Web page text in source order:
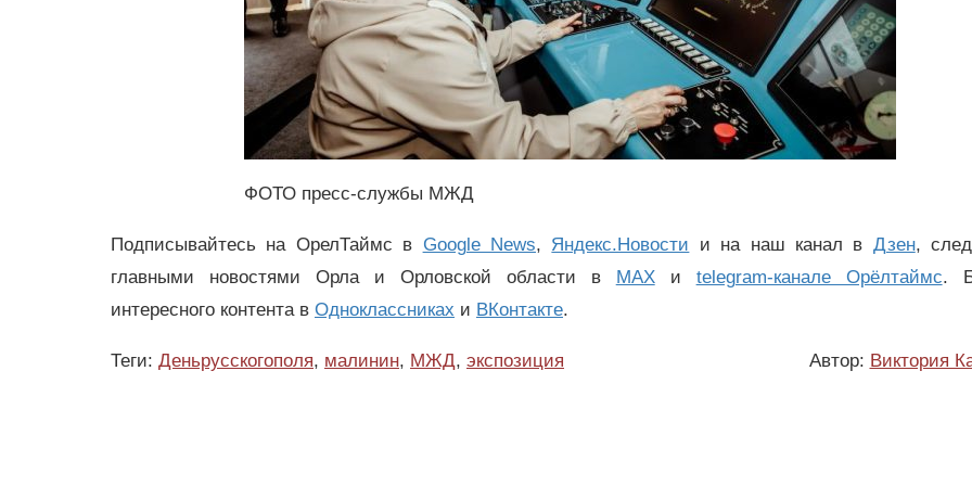
ФОТО пресс-службы МЖД
Подписывайтесь на ОрелТаймс в Google News, Яндекс.Новости и на наш канал в Дзен,
главными новостями Орла и Орловской области в MAXи telegram-канале Орёлтаймс.
интересного контента в Одноклассниках и ВКонтакте.
Теги: Деньрусскогополя, малинин, МЖД, экспозиция Автор: Виктория